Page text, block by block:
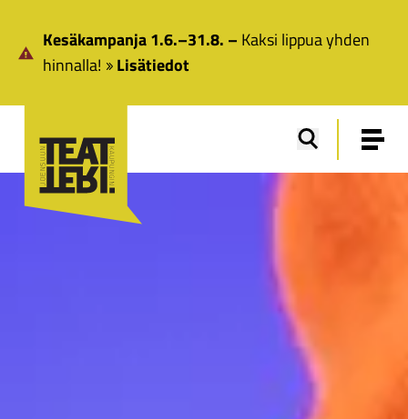
Kesäkampanja 1.6.–31.8. – Kaksi lippua yhden
hinnalla!
Lisätiedot